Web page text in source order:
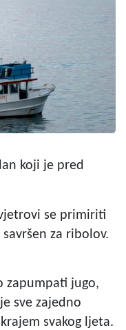
koji je pred
se primiriti
za ribolov.
zapumpati jugo,
sve zajedno
svakog ljeta.